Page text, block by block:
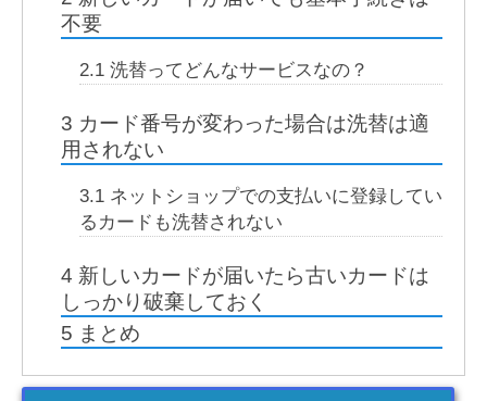
不要
2.1 洗替ってどんなサービスなの？
3 カード番号が変わった場合は洗替は適
用されない
3.1 ネットショップでの支払いに登録してい
るカードも洗替されない
4 新しいカードが届いたら古いカードは
しっかり破棄しておく
5 まとめ